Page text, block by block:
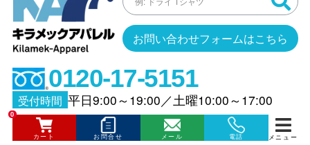
お問い合わせフォームはこちら
0120-17-5151
受付時間 平日9:00～19:00／土曜10:00～17:00
カート
0
お問合せ メール 電話 メニュー